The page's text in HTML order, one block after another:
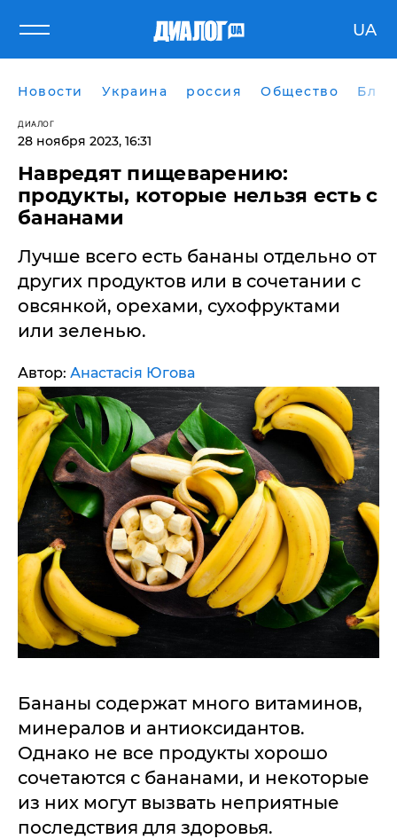
UA
Новости Украина россия Общество
ДИАЛОГ
28 ноября 2023, 16:31
Навредят пищеварению:
продукты, которые нельзя есть с
бананами
Лучше всего есть бананы отдельно от
других продуктов или в сочетании с
овсянкой, орехами, сухофруктами
или зеленью.
Автор: Анастасія Югова
Бананы содержат много витаминов,
минералов и антиоксидантов.
Однако не все продукты хорошо
сочетаются с бананами, и некоторые
из них могут вызвать неприятные
последствия для здоровья.